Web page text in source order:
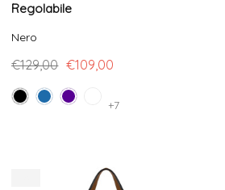
Regolabile
Nero
€129,00 €109,00
+7